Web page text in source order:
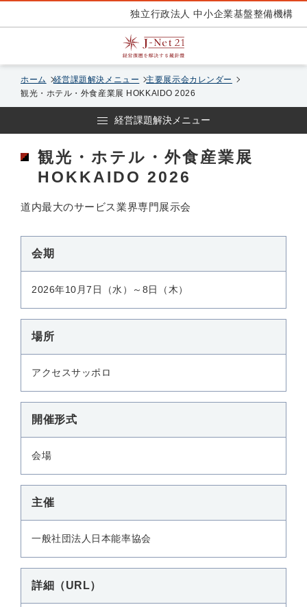
独立行政法人 中小企業基盤整備機構
ホーム 経営課題解決メニュー
主要展示会カレンダー
観光・ホテル・外食産業展 HOKKAIDO 2026
経営課題解決メニュー
観光・ホテル・外食産業展
HOKKAIDO 2026
道内最大のサービス業界専門展示会
会期
2026年10月7日（水）～8日（木）
場所
アクセスサッポロ
開催形式
会場
主催
一般社団法人日本能率協会
詳細（URL）